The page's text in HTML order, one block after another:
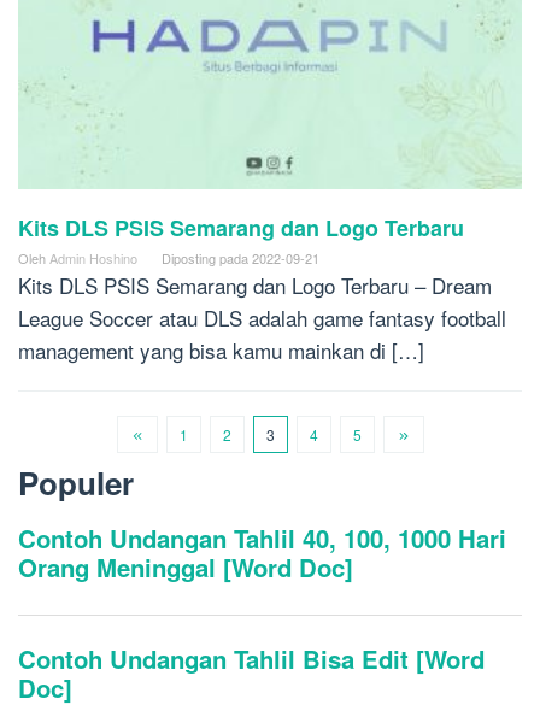
Kits DLS PSIS Semarang dan Logo Terbaru
Oleh Admin Hoshino Diposting pada 2022-09-21
Kits DLS PSIS Semarang dan Logo Terbaru – Dream
League Soccer atau DLS adalah game fantasy football
management yang bisa kamu mainkan di […]
1 2 3 4 5
Populer